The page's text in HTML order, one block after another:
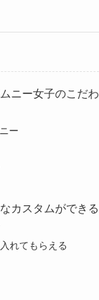
ニー女子のこだ
ー
カスタムができ
れてもらえる